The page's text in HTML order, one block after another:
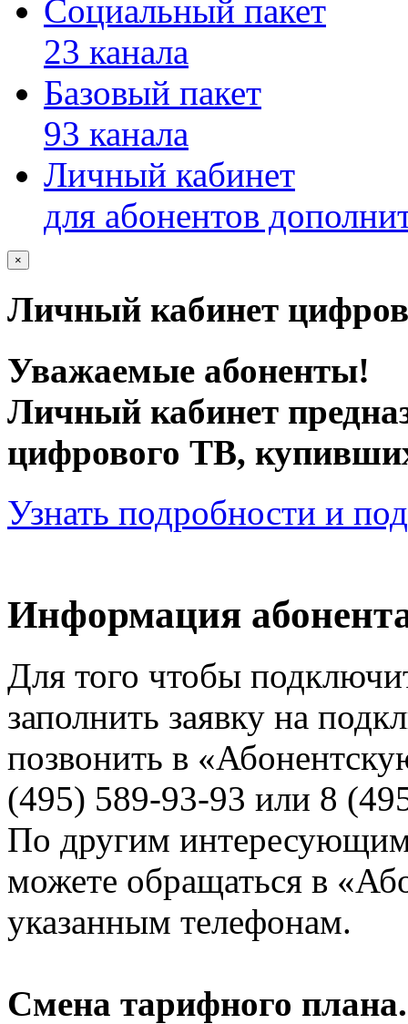
Социальный пакет
23 канала
Базовый пакет
93 канала
Личный кабинет
для абонентов
×
Личный кабинет
Уважаемые абоненты!
Личный кабинет
цифрового ТВ,
Узнать подробности и
Информация
Для того чтобы
заполнить заявку на
позвонить в
(495) 589-93-93 или 8
По другим
можете обращаться в
указанным телефонам.
Смена тарифного плана.